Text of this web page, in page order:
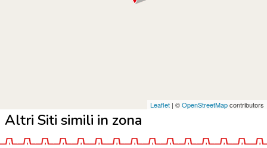
Leaflet | ©OpenStreetMapcontributors
Altri Siti simili in zona